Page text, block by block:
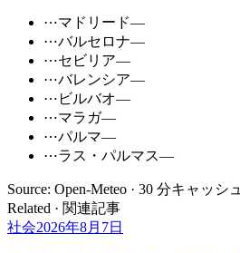
⋯マドリード—
⋯バルセロナ—
⋯セビリア—
⋯バレンシア—
⋯ ビルバオ—
⋯マラガ—
⋯パルマ—
⋯ラス・パルマス—
Source: Open-Meteo · 30 分キャッシュ
Related · 関連記事
社会2026年8月7日